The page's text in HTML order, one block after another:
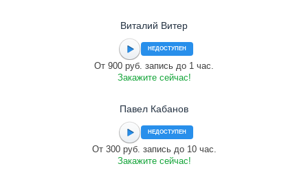
Виталий Витер
НЕДОСТУПЕН
От 900 руб. запись до 1 час.
Закажите сейчас!
Павел Кабанов
НЕДОСТУПЕН
От 300 руб. запись до 10 час.
Закажите сейчас!